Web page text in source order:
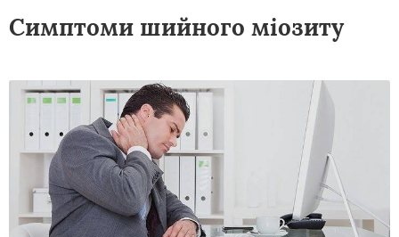
Симптоми шийного міозиту